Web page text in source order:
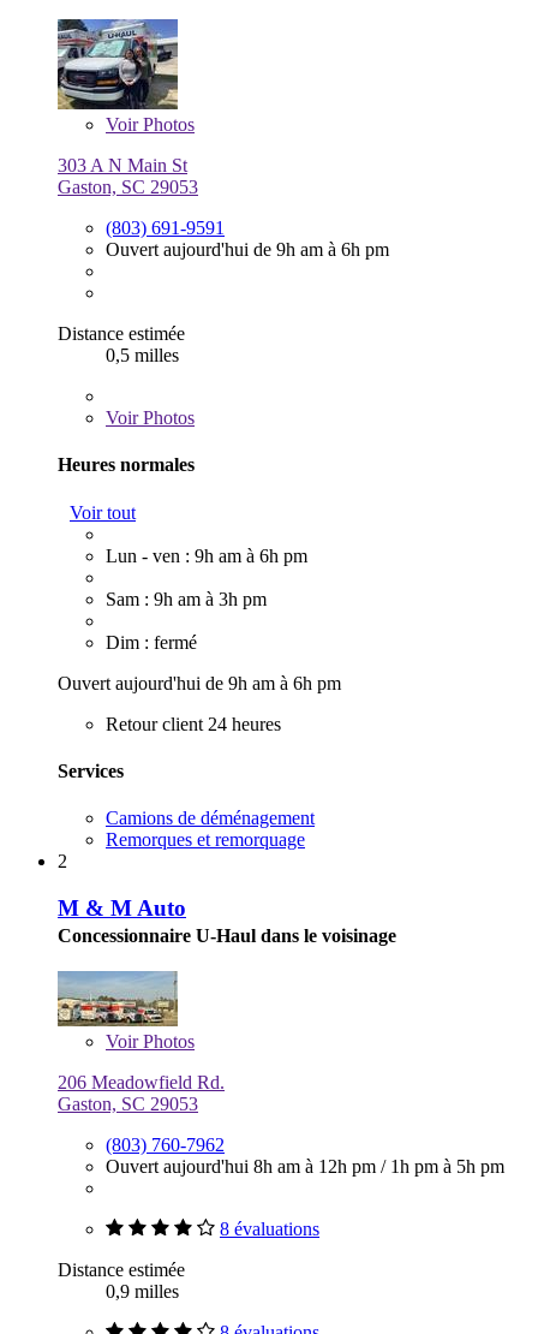
VoirPhotos
303 A N Main St
Gaston, SC 29053
(803) 691-9591
Ouvert aujourd'hui de 9h am à 6h pm
Distance estimée
0,5 milles
VoirPhotos
Heures normales
Voir tout
Lun - ven : 9h am à 6h pm
Sam : 9h am à 3h pm
Dim : fermé
Ouvert aujourd'hui de 9h am à 6h pm
Retour client 24 heures
Services
Camions de déménagement
Remorques et remorquage
2
M & M Auto
Concessionnaire U-Haul dans le voisinage
VoirPhotos
206 Meadowfield Rd.
Gaston, SC 29053
(803) 760-7962
Ouvert aujourd'hui 8h am à 12h pm / 1h pm à 5h pm
8 évaluations
Distance estimée
0,9 milles